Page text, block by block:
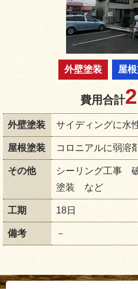
外壁塗装 屋
費用合計
外壁塗装 サイディングに水
屋根塗装 コロニアルに弱溶
その他
シーリング工事
塗装 など
工期 18日
備考 －